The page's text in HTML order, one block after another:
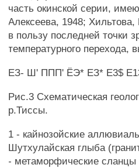
часть окинской серии,
Алексеева, 1948;
в пользу последней точки
температурного перехода,
ЕЗ- Ш' ППП' ЁЭ* ЕЗ* Е3$
Рис.3 Схематическая
р.Тиссы.
1 - кайнозойские
Шутхулайская глыба
- метаморфические сланцы